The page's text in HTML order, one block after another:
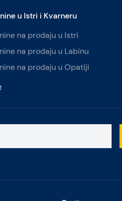
u Istri i Kvarneru
na prodaju u Istri
na prodaju u Labinu
na prodaju u Opatiji